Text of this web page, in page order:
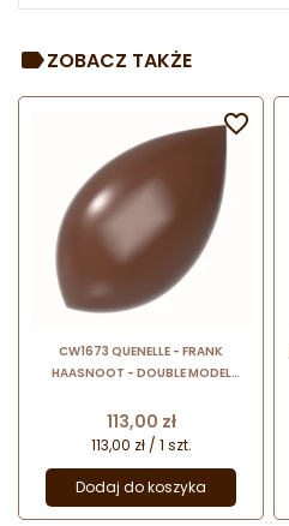
ZOBACZ TAKŻE
CW1673 QUENELLE - FRANK
HAASNOOT - DOUBLE MODEL
poliwęglanu do klasycznych pralin
Cena
113,00 zł
113,00 zł / 1 szt.
Dodaj do koszyka
